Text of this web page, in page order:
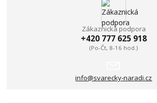
Zákaznická podpora
+420 777 625 918
(Po-Čt, 8-16 hod.)
info@svarecky-naradi.cz